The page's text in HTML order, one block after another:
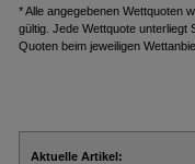
* Alle angegebenen Wettquoten
gültig. Jede Wettquote unterliegt
Quoten beim jeweiligen
Aktuelle Artikel: